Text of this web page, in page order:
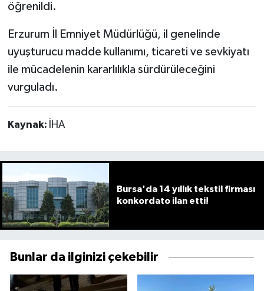
öğrenildi.
Erzurum İl Emniyet Müdürlüğü, il genelinde
uyuşturucu madde kullanımı, ticareti ve sevkiyatı
ile mücadelenin kararlılıkla sürdürüleceğini
vurguladı.
Kaynak: İHA
Bursa'da 14 yıllık tekstil firması
konkordato ilan etti!
Bunlar da ilginizi çekebilir